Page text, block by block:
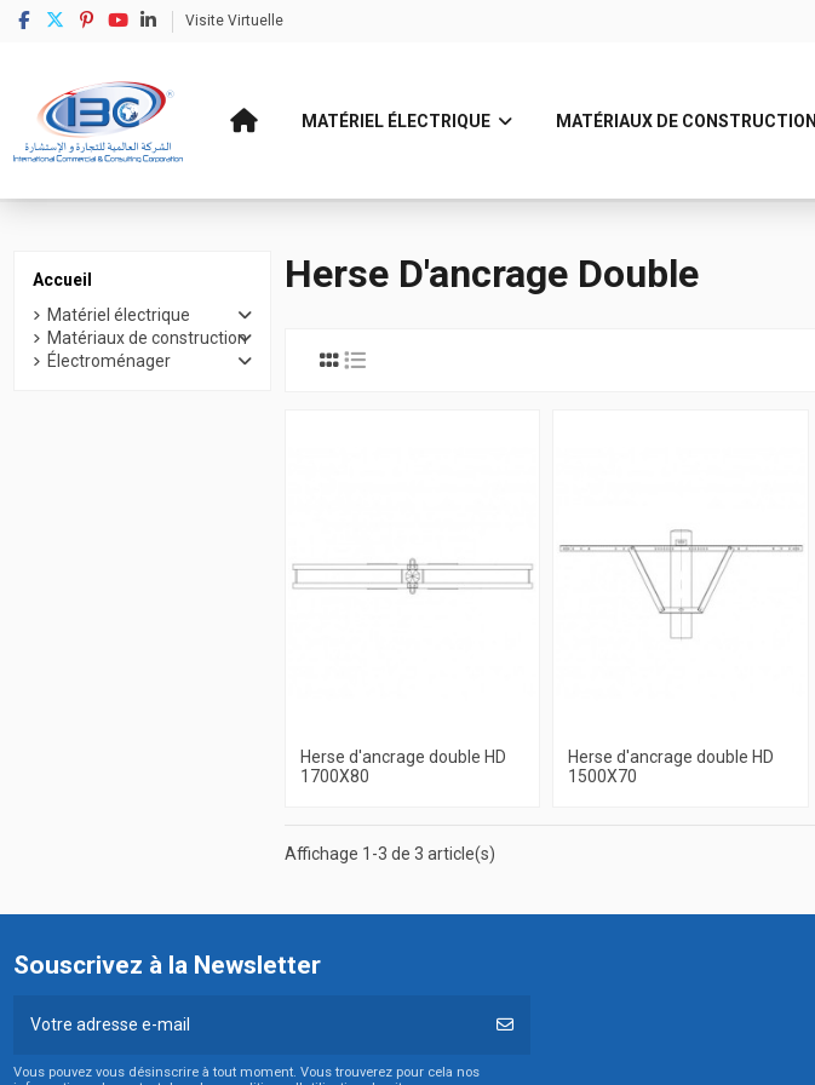
Visite Virtuelle
MATÉRIEL ÉLECTRIQUE MATÉRIAUX DE CONSTRUCTION
Herse D'ancrage Double
Herse d'ancrage double HD
1700X80
Herse d'ancrage double HD
1500X70
Affichage 1-3 de 3 article(s)
Accueil
Matériel électrique
Matériaux de construction
Électroménager
Souscrivez à la Newsletter
Vous pouvez vous désinscrire à tout moment. Vous trouverez pour cela nos